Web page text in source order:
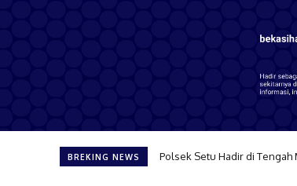
BREKING NEWS Polsek Setu Hadir di Tengah